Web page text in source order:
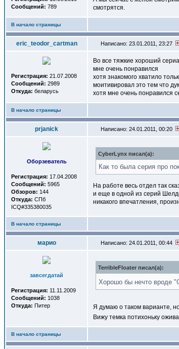
Сообщений: 789
смотрятся.
В начало страницы
eric_teodor_cartman Написано: 23.01.2011, 23:27
Регистрация: 21.07.2008
Сообщений: 2989
Откуда: беларусь
Во все тяжкие хороший
мне очень понравился
хотя знакомого хватило
моитивировал это тем что
хотя мне очень понравился
В начало страницы
prjanick Написано: 24.01.2011, 00:20
Оборзеватель
Регистрация: 17.04.2008
Сообщений: 5965
Обзоров: 144
Откуда: СПб
ICQ#335380035
СyberLynx писал(a):
Как то была серия про
На работе весь отдел так
и еще в одной из серий
никакого впечатления,
В начало страницы
марио Написано: 24.01.2011, 00:44
завсегдатай
Регистрация: 11.11.2009
Сообщений: 1038
Откуда: Питер
TerribleFloater писал(a):
Хорошо бы нечто вроде
Я думаю о таком варианте,
Вижу темка потихоньку
В начало страницы